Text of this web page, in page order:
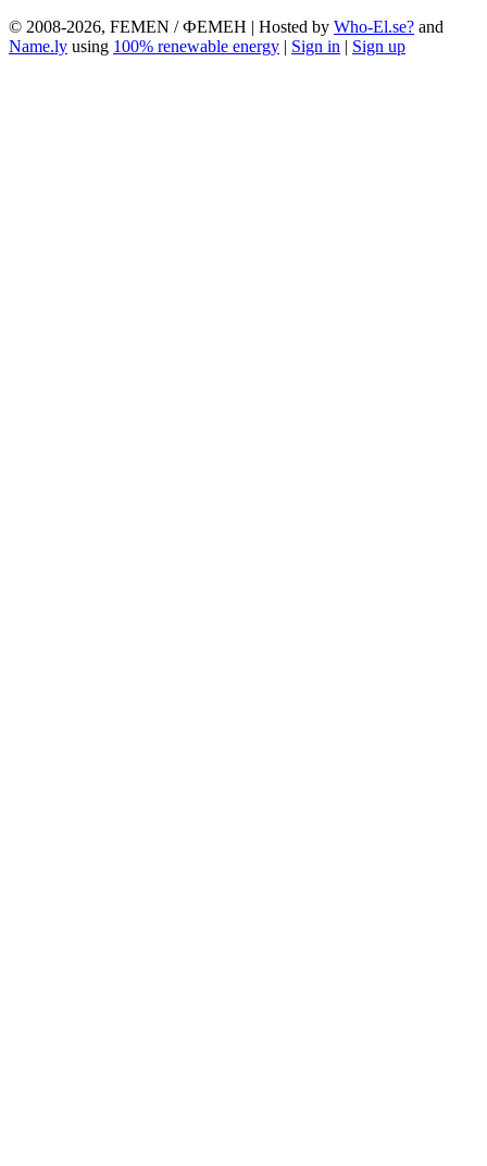
© 2008-2026, FEMEN / ФЕМЕН | Hosted by Who-El.se? and
Name.ly using 100% renewable energy | Sign in | Sign up